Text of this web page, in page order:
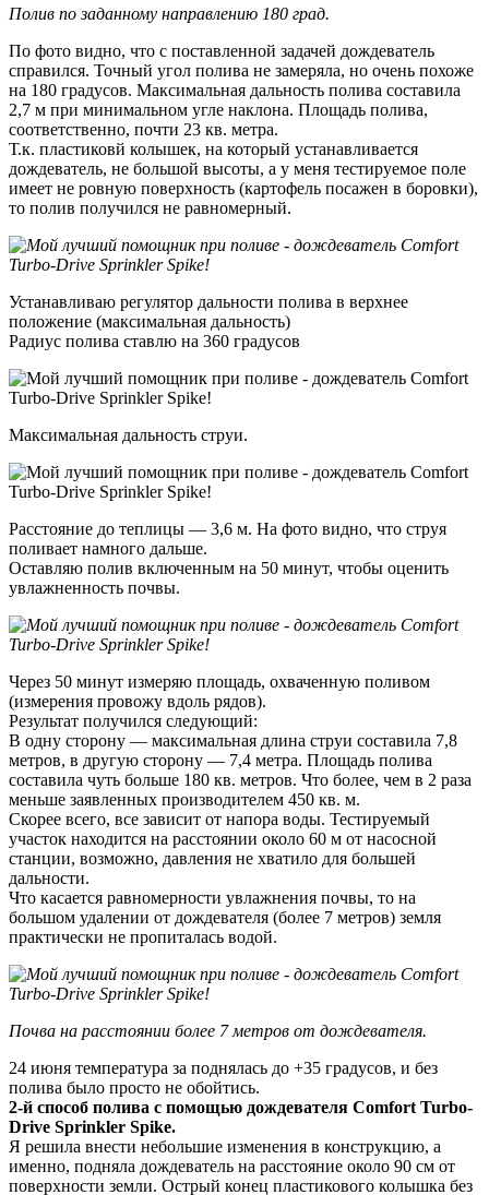
Полив по заданному направлению 180 град.
По фото видно, что с поставленной задачей дождеватель
справился. Точный угол полива не замеряла, но очень похоже
на 180 градусов. Максимальная дальность полива составила
2,7 м при минимальном угле наклона. Площадь полива,
соответственно, почти 23 кв. метра.
Т.к. пластиковй колышек, на который устанавливается
дождеватель, не большой высоты, а у меня тестируемое поле
имеет не ровную поверхность (картофель посажен в боровки),
то полив получился не равномерный.
Устанавливаю регулятор дальности полива в верхнее
положение (максимальная дальность)
Радиус полива ставлю на 360 градусов
Максимальная дальность струи.
Расстояние до теплицы — 3,6 м. На фото видно, что струя
поливает намного дальше.
Оставляю полив включенным на 50 минут, чтобы оценить
увлажненность почвы.
Через 50 минут измеряю площадь, охваченную поливом
(измерения провожу вдоль рядов).
Результат получился следующий:
В одну сторону — максимальная длина струи составила 7,8
метров, в другую сторону — 7,4 метра. Площадь полива
составила чуть больше 180 кв. метров. Что более, чем в 2 раза
меньше заявленных производителем 450 кв. м.
Скорее всего, все зависит от напора воды. Тестируемый
участок находится на расстоянии около 60 м от насосной
станции, возможно, давления не хватило для большей
дальности.
Что касается равномерности увлажнения почвы, то на
большом удалении от дождевателя (более 7 метров) земля
практически не пропиталась водой.
Почва на расстоянии более 7 метров от дождевателя.
24 июня температура за поднялась до +35 градусов, и без
полива было просто не обойтись.
2-й способ полива с помощью дождевателя Comfort Turbo-
Drive Sprinkler Spike.
Я решила внести небольшие изменения в конструкцию, а
именно, подняла дождеватель на расстояние около 90 см от
поверхности земли. Острый конец пластикового колышка без